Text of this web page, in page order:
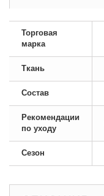
Торговая
марка
Ткань
Состав
Рекомендации
по уходу
Сезон